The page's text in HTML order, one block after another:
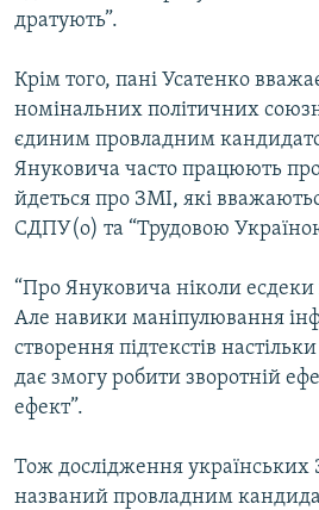
дратують”.
Крім того, пані Усатенко
номінальних політичних
єдиним провладним
Януковича часто працюють
йдеться про ЗМІ, які
СДПУ(о) та “Трудовою
“Про Януковича ніколи есдеки
Але навики маніпулювання
створення підтекстів
дає змогу робити зворотній
ефект”.
Тож дослідження
названий провладним